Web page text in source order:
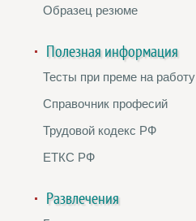
Образец резюме
Полезная информация
Тесты при преме на работу
Справочник професий
Трудовой кодекс РФ
ЕТКС РФ
Развлечения